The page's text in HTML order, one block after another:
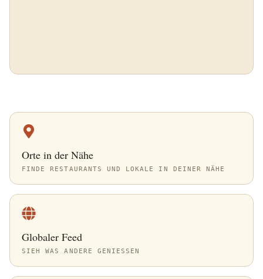
Orte in der Nähe
FINDE RESTAURANTS UND LOKALE IN DEINER NÄHE
Globaler Feed
SIEH WAS ANDERE GENIESSEN